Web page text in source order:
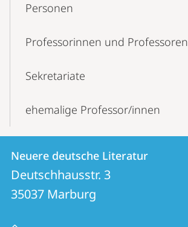
NavigationPersonen
Professorinnen und Professoren
Sekretariate
ehemalige Professor/innen
Kontakt
und
Informationen
zur
Kontaktinformationen
Neuere
deutsche
Neuere deutsche Literatur
Deutschhausstr. 3
35037 Marburg